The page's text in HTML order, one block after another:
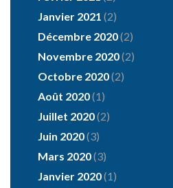
Janvier 2021 (2)
Décembre 2020(2)
Novembre 2020(2)
Octobre 2020(2)
Août 2020(1)
Juillet 2020(2)
Juin 2020(3)
Mars 2020(3)
Janvier 2020(1)